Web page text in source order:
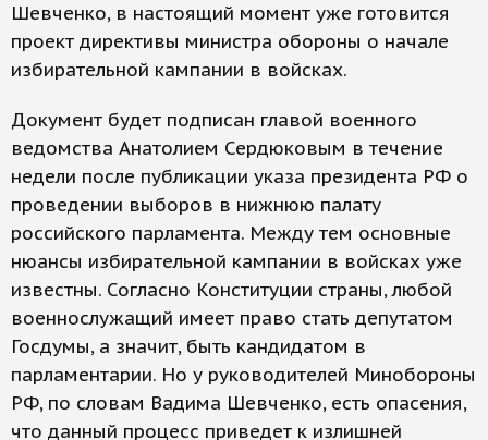
Шевченко, в настоящий момент уже готовится
проект директивы министра обороны о начале
избирательной кампании в войсках.
Документ будет подписан главой военного
ведомства Анатолием Сердюковым в течение
недели после публикации указа президента РФ о
проведении выборов в нижнюю палату
российского парламента. Между тем основные
нюансы избирательной кампании в войсках уже
известны. Согласно Конституции страны, любой
военнослужащий имеет право стать депутатом
Госдумы, а значит, быть кандидатом в
парламентарии. Но у руководителей Минобороны
РФ, по словам Вадима Шевченко, есть опасения,
что данный процесс приведет к излишней